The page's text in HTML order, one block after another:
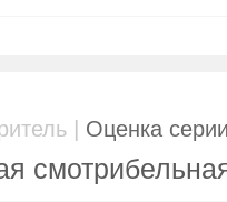
| Оценка